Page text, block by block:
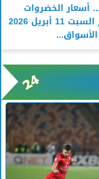
أسعار الخضروات
والفاكهة اليوم السبت 11 أبريل 2026